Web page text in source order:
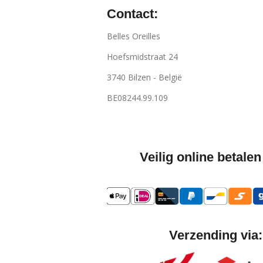
Contact:
Belles Oreilles
Hoefsmidstraat 24
3740 Bilzen - België
BE08244.99.109
Veilig online
Verzending via: